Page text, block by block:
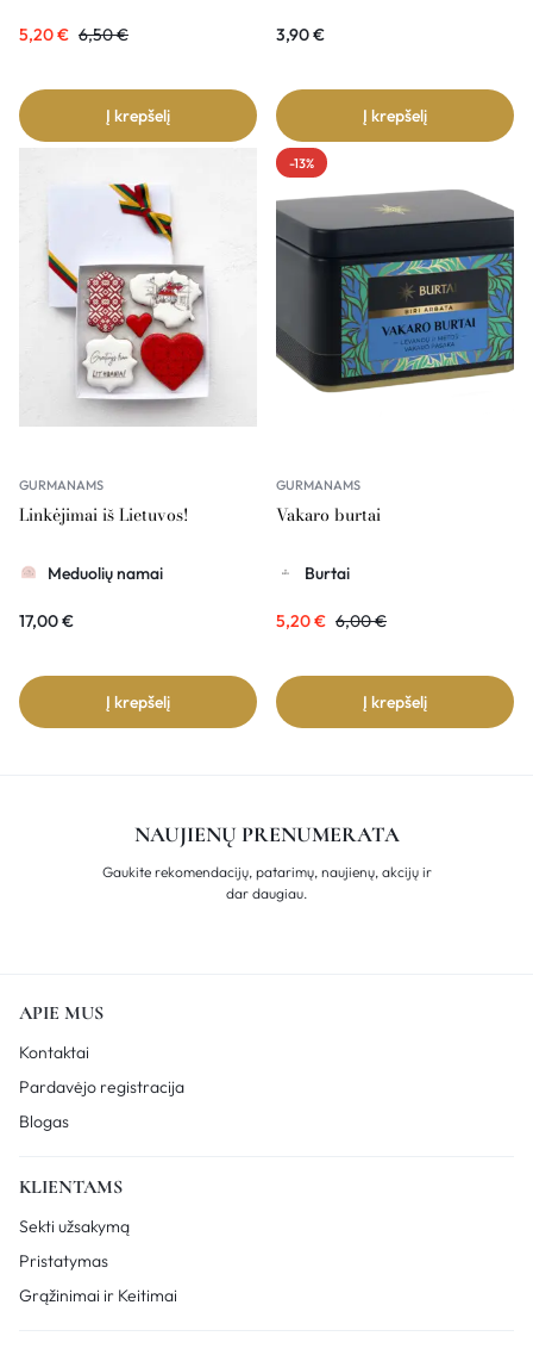
5,20€ 6,50€
Į krepšelį
3,90€
Į krepšelį
GURMANAMS
Linkėjimai iš Lietuvos!
Meduolių namai
17,00€
Į krepšelį
-13%
GURMANAMS
Vakaro burtai
Burtai
5,20€ 6,00€
Į krepšelį
NAUJIENŲ PRENUMERATA
Gaukite rekomendacijų, patarimų, naujienų, akcijų ir
dar daugiau.
APIE MUS
Kontaktai
Pardavėjo registracija
Blogas
KLIENTAMS
Sekti užsakymą
Pristatymas
Grąžinimai ir Keitimai